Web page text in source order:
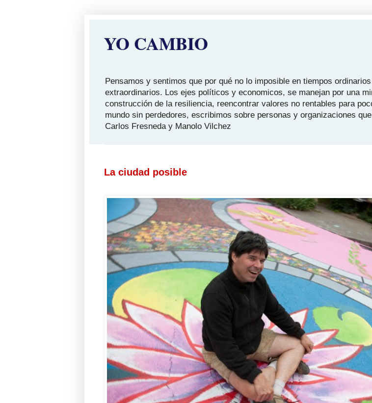
YO CAMBIO
Pensamos y sentimos que por qué no lo imposible en tiempos
extraordinarios. Los ejes políticos y economicos, se manejan por una
construcción de la resiliencia, reencontrar valores no rentables para
mundo sin perdedores, escribimos sobre personas y organizaciones
Carlos Fresneda y Manolo Vilchez
La ciudad posible